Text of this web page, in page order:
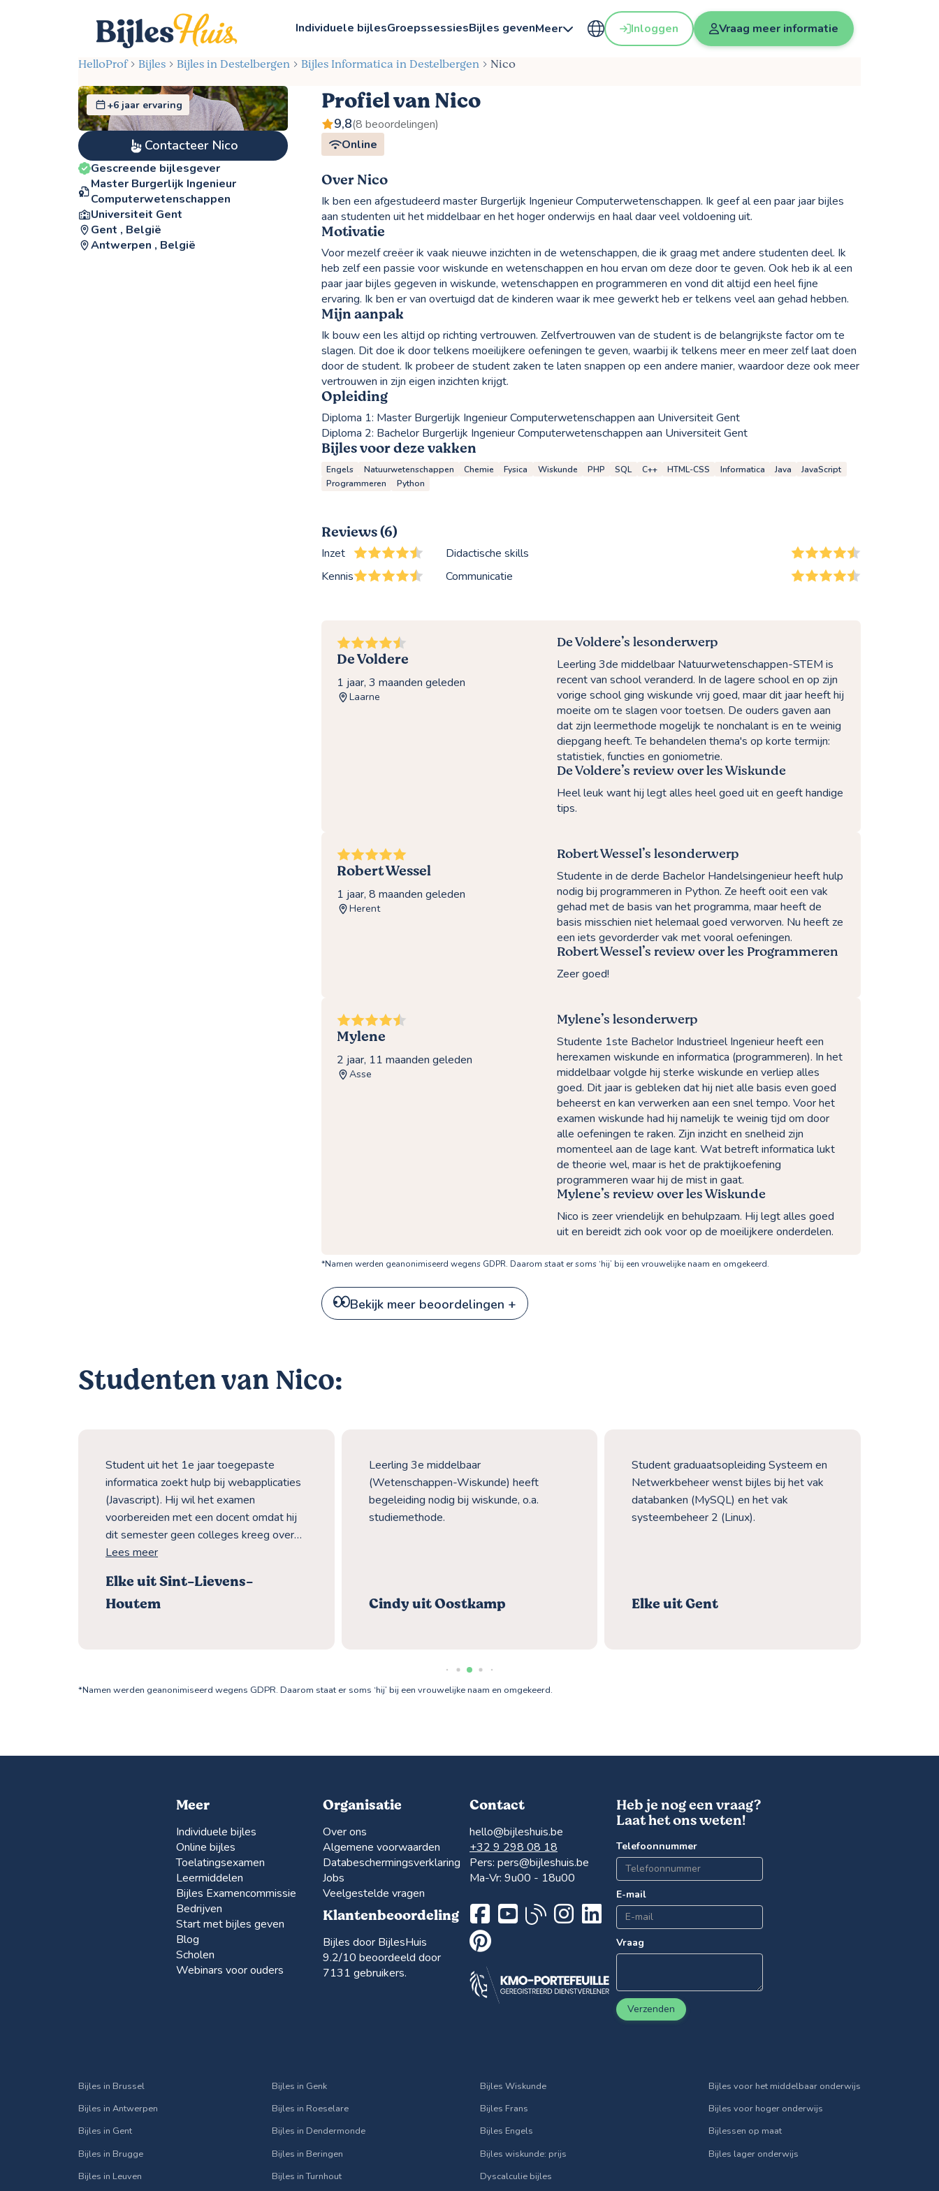
Individuele bijlesGroepssessiesBijles gevenMeer Inloggen Vraag meer informatie
HelloProf Bijles Bijles in Destelbergen Bijles Informatica in Destelbergen Nico
+6 jaar ervaring
Contacteer Nico
Gescreende bijlesgever
Master Burgerlijk Ingenieur
Computerwetenschappen
Universiteit Gent
Gent , België
Antwerpen , België
Profiel van Nico
9,8(8 beoordelingen)
Online
Over Nico
Ik ben een afgestudeerd master Burgerlijk Ingenieur Computerwetenschappen. Ik geef al een paar jaar bijles
aan studenten uit het middelbaar en het hoger onderwijs en haal daar veel voldoening uit.
Motivatie
Voor mezelf creëer ik vaak nieuwe inzichten in de wetenschappen, die ik graag met andere studenten deel. Ik
heb zelf een passie voor wiskunde en wetenschappen en hou ervan om deze door te geven. Ook heb ik al een
paar jaar bijles gegeven in wiskunde, wetenschappen en programmeren en vond dit altijd een heel fijne
ervaring. Ik ben er van overtuigd dat de kinderen waar ik mee gewerkt heb er telkens veel aan gehad hebben.
Mijn aanpak
Ik bouw een les altijd op richting vertrouwen. Zelfvertrouwen van de student is de belangrijkste factor om te
slagen. Dit doe ik door telkens moeilijkere oefeningen te geven, waarbij ik telkens meer en meer zelf laat doen
door de student. Ik probeer de student zaken te laten snappen op een andere manier, waardoor deze ook meer
vertrouwen in zijn eigen inzichten krijgt.
Opleiding
Diploma 1: Master Burgerlijk Ingenieur Computerwetenschappen aan Universiteit Gent
Diploma 2: Bachelor Burgerlijk Ingenieur Computerwetenschappen aan Universiteit Gent
Bijles voor deze vakken
Engels Natuurwetenschappen Chemie Fysica Wiskunde PHP SQL C++ HTML-CSS Informatica Java
JavaScript
Programmeren
Python
Reviews (6)
Inzet
Didactische skills
Kennis
Communicatie
De Voldere
Laarne
1 jaar, 3 maanden geleden
De Voldere’s lesonderwerp
Leerling 3de middelbaar Natuurwetenschappen-STEM is
recent van school veranderd. In de lagere school en op zijn
vorige school ging wiskunde vrij goed, maar dit jaar heeft hij
moeite om te slagen voor toetsen. De ouders gaven aan
dat zijn leermethode mogelijk te nonchalant is en te weinig
diepgang heeft. Te behandelen thema's op korte termijn:
statistiek, functies en goniometrie.
De Voldere’s review over les Wiskunde
Heel leuk want hij legt alles heel goed uit en geeft handige
tips.
Robert Wessel
Herent
1 jaar, 8 maanden geleden
Robert Wessel’s lesonderwerp
Studente in de derde Bachelor Handelsingenieur heeft hulp
nodig bij programmeren in Python. Ze heeft ooit een vak
gehad met de basis van het programma, maar heeft de
basis misschien niet helemaal goed verworven. Nu heeft ze
een iets gevorderder vak met vooral oefeningen.
Robert Wessel’s review over les Programmeren
Zeer goed!
Mylene
Asse
2 jaar, 11 maanden geleden
Mylene’s lesonderwerp
Studente 1ste Bachelor Industrieel Ingenieur heeft een
herexamen wiskunde en informatica (programmeren). In het
middelbaar volgde hij sterke wiskunde en verliep alles
goed. Dit jaar is gebleken dat hij niet alle basis even goed
beheerst en kan verwerken aan een snel tempo. Voor het
examen wiskunde had hij namelijk te weinig tijd om door
alle oefeningen te raken. Zijn inzicht en snelheid zijn
momenteel aan de lage kant. Wat betreft informatica lukt
de theorie wel, maar is het de praktijkoefening
programmeren waar hij de mist in gaat.
Mylene’s review over les Wiskunde
Nico is zeer vriendelijk en behulpzaam. Hij legt alles goed
uit en bereidt zich ook voor op de moeilijkere onderdelen.
*Namen werden geanonimiseerd wegens GDPR. Daarom staat er soms ‘hij’ bij een vrouwelijke naam en omgekeerd.
Bekijk meer beoordelingen +
Studenten van Nico:
Student uit het 1e jaar toegepaste
informatica zoekt hulp bij webapplicaties
(Javascript). Hij wil het examen
voorbereiden met een docent omdat hij
dit semester geen colleges kreeg over…
Lees meer
Elke uit Sint-Lievens-
Houtem
Leerling 3e middelbaar
(Wetenschappen-Wiskunde) heeft
begeleiding nodig bij wiskunde, o.a.
studiemethode.
Cindy uit Oostkamp
Student graduaatsopleiding Systeem en
Netwerkbeheer wenst bijles bij het vak
databanken (MySQL) en het vak
systeembeheer 2 (Linux).
Elke uit Gent
*Namen werden geanonimiseerd wegens GDPR. Daarom staat er soms ‘hij’ bij een vrouwelijke naam en omgekeerd.
Meer
Individuele bijles
Online bijles
Toelatingsexamen
Leermiddelen
Bijles Examencommissie
Bedrijven
Start met bijles geven
Blog
Scholen
Webinars voor ouders
Organisatie
Over ons
Algemene voorwaarden
Databeschermingsverklaring
Jobs
Veelgestelde vragen
Klantenbeoordeling
Bijles door BijlesHuis
9.2/10 beoordeeld door
7131 gebruikers.
Contact
hello@bijleshuis.be
+32 9 298 08 18
Pers: pers@bijleshuis.be
Ma-Vr: 9u00 - 18u00
Heb je nog een vraag?
Laat het ons weten!
Telefoonnummer
E-mail
Vraag
Verzenden
Bijles in Brussel
Bijles in Antwerpen
Bijles in Gent
Bijles in Brugge
Bijles in Leuven
Bijles in Genk
Bijles in Roeselare
Bijles in Dendermonde
Bijles in Beringen
Bijles in Turnhout
Bijles Wiskunde
Bijles Frans
Bijles Engels
Bijles wiskunde: prijs
Dyscalculie bijles
Bijles voor het middelbaar onderwijs
Bijles voor hoger onderwijs
Bijlessen op maat
Bijles lager onderwijs